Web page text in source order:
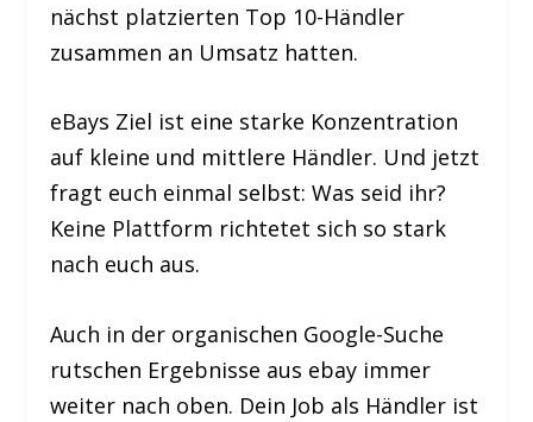
nächst platzierten Top 10-Händler
zusammen an Umsatz hatten.
eBays Ziel ist eine starke Konzentration
auf kleine und mittlere Händler. Und jetzt
fragt euch einmal selbst: Was seid ihr?
Keine Plattform richtetet sich so stark
nach euch aus.
Auch in der organischen Google-Suche
rutschen Ergebnisse aus ebay immer
weiter nach oben. Dein Job als Händler ist